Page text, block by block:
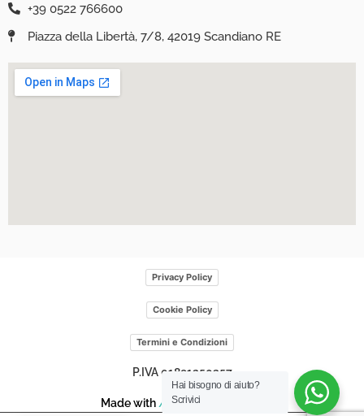
+39 0522 766600
Piazza della Libertà, 7/8, 42019 Scandiano RE
Privacy Policy
Cookie Policy
Termini e Condizioni
P.IVA 01891250357
Made with/> byWeb
Hai bisogno di aiuto?
Scrivici